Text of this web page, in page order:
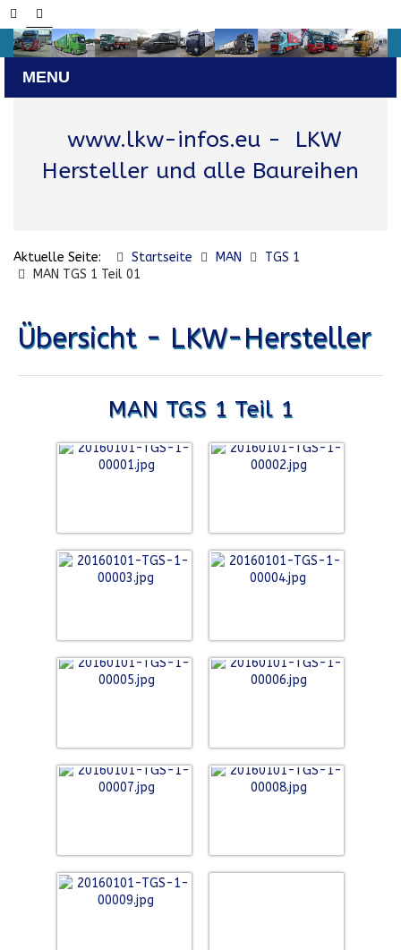
www.lkw-infos.eu- LKW
Hersteller und alle Baureihen
Aktuelle Seite: Startseite MAN
TGS 1
MAN TGS 1 Teil 01
Übersicht - LKW-Hersteller
MAN TGS 1 Teil 1